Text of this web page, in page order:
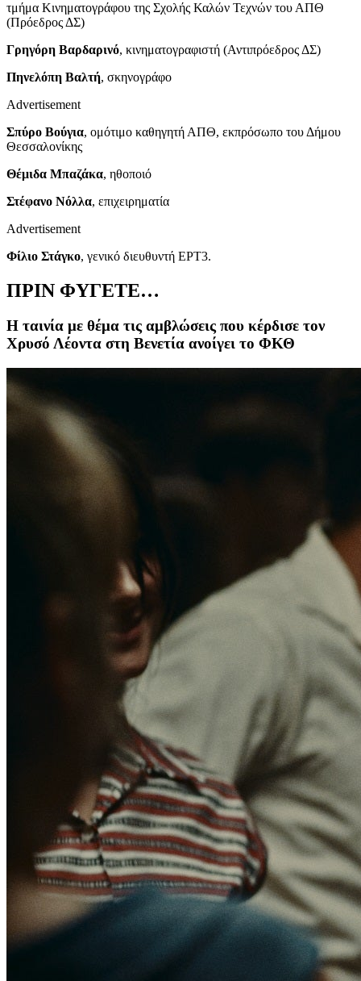
τμήμα Κινηματογράφου της Σχολής Καλών Τεχνών του ΑΠΘ
(Πρόεδρος ΔΣ)
Γρηγόρη Βαρδαρινό, κινηματογραφιστή (Αντιπρόεδρος ΔΣ)
Πηνελόπη Βαλτή, σκηνογράφο
Advertisement
Σπύρο Βούγια, ομότιμο καθηγητή ΑΠΘ, εκπρόσωπο του Δήμου
Θεσσαλονίκης
Θέμιδα Μπαζάκα, ηθοποιό
Στέφανο Νόλλα, επιχειρηματία
Advertisement
Φίλιο Στάγκο, γενικό διευθυντή ΕΡΤ3.
ΠΡΙΝ ΦΥΓΕΤΕ…
Η ταινία με θέμα τις αμβλώσεις που κέρδισε τον
Χρυσό Λέοντα στη Βενετία ανοίγει το ΦΚΘ